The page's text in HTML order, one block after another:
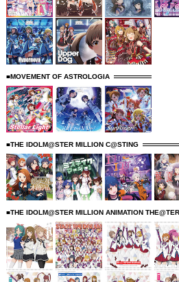
■MOVEMENT OF ASTROLOGIA
■THE IDOLM@STER MILLION C@STING
■THE IDOLM@STER MILLION ANIMATION THE@TER